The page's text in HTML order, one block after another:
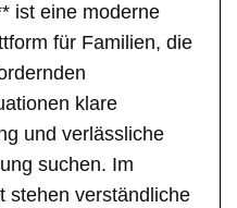
ist eine moderne
für Familien, die
klare
und verlässliche
suchen. Im
stehen verständliche